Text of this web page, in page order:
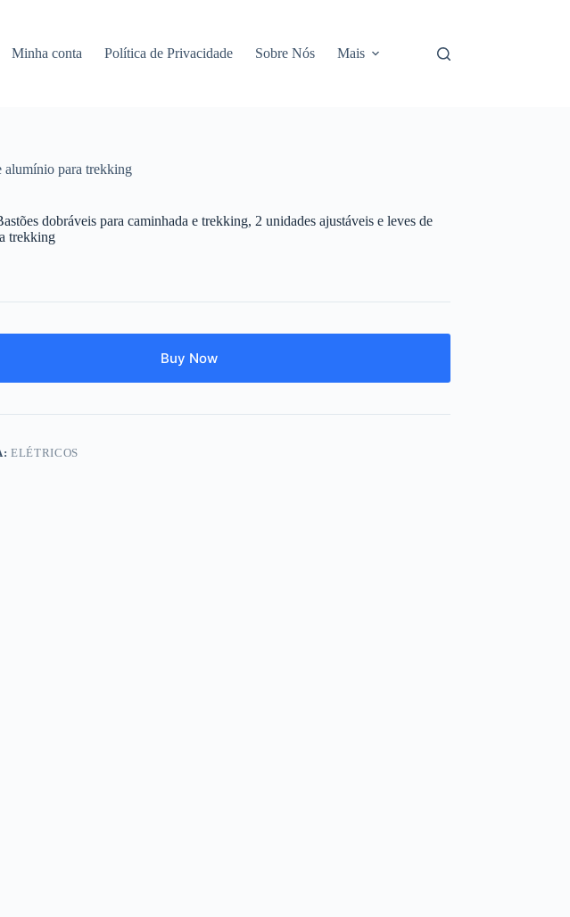
Minha conta Política de Privacidade Sobre Nós Mais
alumínio para trekking
dobráveis para caminhada e trekking, 2 unidades ajustáveis e leves de
trekking
Buy Now
ELÉTRICOS